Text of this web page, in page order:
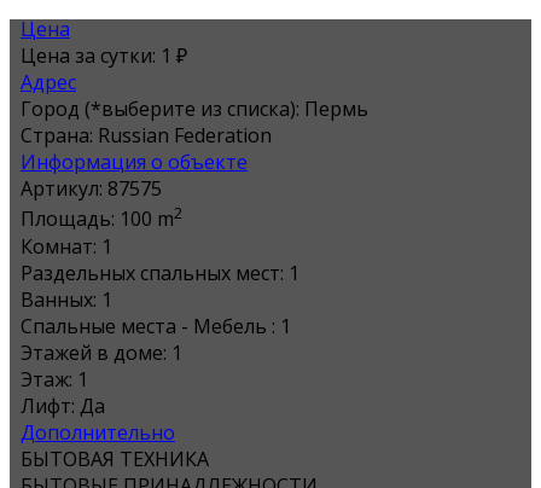
Цена
Цена за сутки: 1 ₽
Адрес
Город (*выберите из списка): Пермь
Страна: Russian Federation
Информация о объекте
Артикул: 87575
Площадь: 100 m2
Комнат: 1
Раздельных спальных мест: 1
Ванных: 1
Спальные места - Мебель : 1
Этажей в доме: 1
Этаж: 1
Лифт: Да
Дополнительно
БЫТОВАЯ ТЕХНИКА